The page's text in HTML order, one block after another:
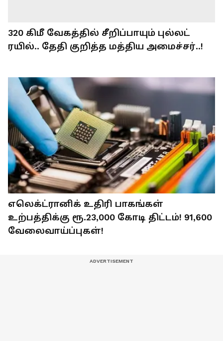
320 கிமீ வேகத்தில் சீறிப்பாயும் புல்லட்
ரயில்.. தேதி குறித்த மத்திய அமைச்சர்..!
எலெக்ட்ரானிக் உதிரி பாகங்கள்
உற்பத்திக்கு ரூ.23,000 கோடி திட்டம்! 91,600
வேலைவாய்ப்புகள்!